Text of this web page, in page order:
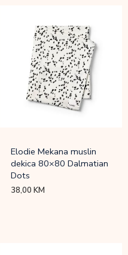
Elodie Mekana muslin
dekica 80×80 Dalmatian
Dots
38,00KM